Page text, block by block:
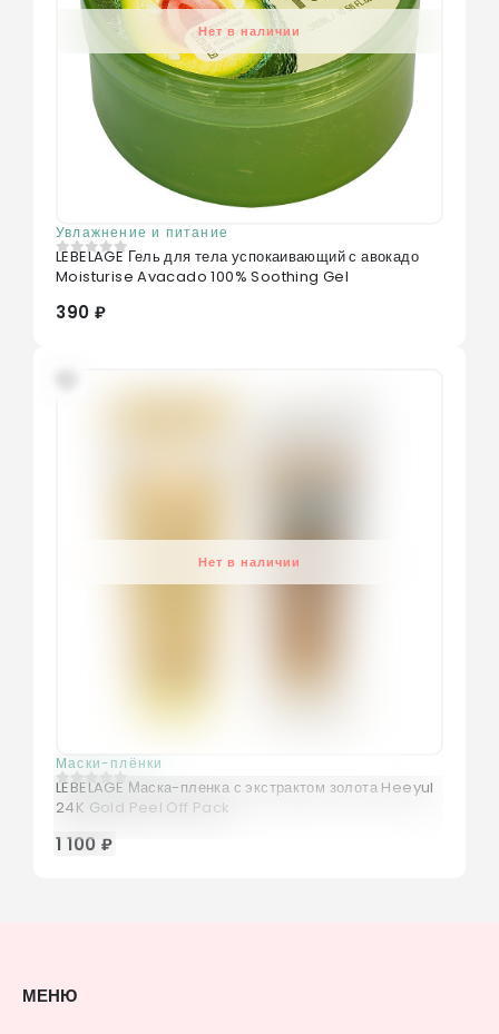
Нет в наличии
Увлажнение и питание
0из 5
LEBELAGE Гель для тела успокаивающий с авокадо
Moisturise Avacado 100% Soothing Gel
390 ₽
Нет в наличии
Маски-плёнки
0из 5
LEBELAGE Маска-пленка с экстрактом золота Heeyul
24K Gold Peel Off Pack
1 100 ₽
МЕНЮ